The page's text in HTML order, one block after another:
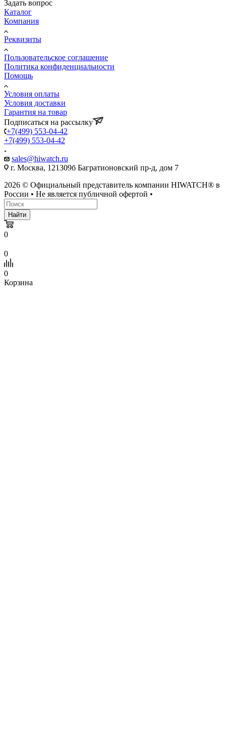
Задать вопрос
Каталог
Компания
Реквизиты
Пользовательское соглашение
Политика конфиденциальности
Помощь
Условия оплаты
Условия доставки
Гарантия на товар
Подписаться на рассылку
+7(499) 553-04-42
+7(499) 553-04-42
sales@hiwatch.ru
г. Москва, 121309б Багратионовский пр-д, дом 7
2026 © Официальный представитель компании HIWATCH® в
России • Не является публичной офертой •
Найти
0
0
0
Корзина